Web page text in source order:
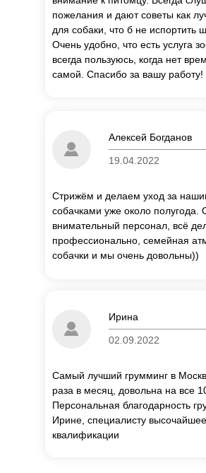
пожелания и дают советы как
для собаки, что б не испортить
Очень удобно, что есть услуга
всегда пользуюсь, когда нет
самой. Спасибо за вашу работу!
Алексей Богданов
19.04.2022
Стрижём и делаем уход за
собачками уже около полугода.
внимательный персонал, всё
профессионально, семейная
собачки и мы очень довольны))
Ирина
02.09.2022
Самый лучший грумминг в
раза в месяц, довольна на все
Персональная благодарность
Ирине, специалисту высочайшее
квалификации